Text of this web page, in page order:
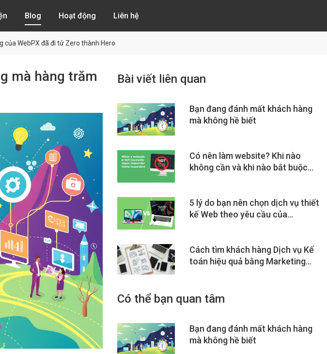
Blog Hoạt động Liên hệ
của WebPX đã đi tử Zero thành Hero
mà hàng trăm
Bài viết liên quan
Bạn đang đánh mất khách hàng
mà không hề biết
Có nên làm website? Khi nào
không cần và khi nào bắt buộc
5 lý do bạn nên chọn dịch vụ thiết
kế Web theo yêu cầu của...
Cách tìm khách hàng Dịch vụ Kế
toán hiệu quả bằng Marketing
Có thể bạn quan tâm
Bạn đang đánh mất khách hàng
mà không hề biết